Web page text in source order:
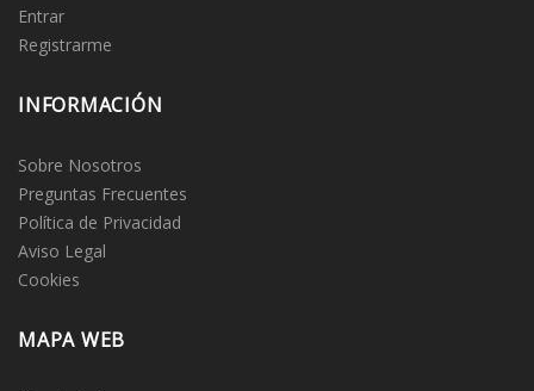
Entrar
Registrarme
INFORMACIÓN
Sobre Nosotros
Preguntas Frecuentes
Política de Privacidad
Aviso Legal
Cookies
MAPA WEB